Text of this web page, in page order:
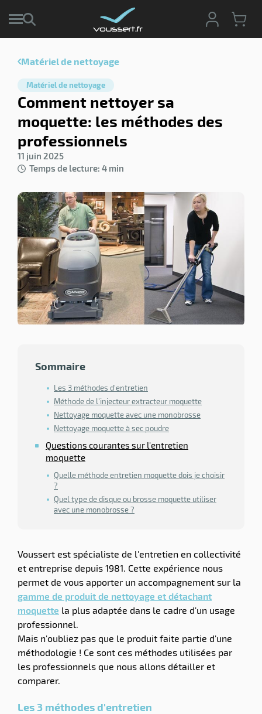
Matériel de nettoyage
Matériel de nettoyage
Comment nettoyer sa
moquette: les méthodes des
professionnels
11 juin 2025
Temps de lecture: 4 min
Sommaire
Les 3 méthodes d'entretien
Méthode de l'injecteur extracteur moquette
Nettoyage moquette avec une monobrosse
Nettoyage moquette à sec poudre
Questions courantes sur l'entretien
moquette
Quelle méthode entretien moquette dois je choisir
?
Quel type de disque ou brosse moquette utiliser
avec une monobrosse ?
Voussert est spécialiste de l'entretien en collectivité
et entreprise depuis 1981. Cette expérience nous
permet de vous apporter un accompagnement sur la
gamme de produit de nettoyage et détachant
moquette la plus adaptée dans le cadre d'un usage
professionnel.
Mais n'oubliez pas que le produit faite partie d'une
méthodologie ! Ce sont ces méthodes utilisées par
les professionnels que nous allons détailler et
comparer.
Les 3 méthodes d'entretien